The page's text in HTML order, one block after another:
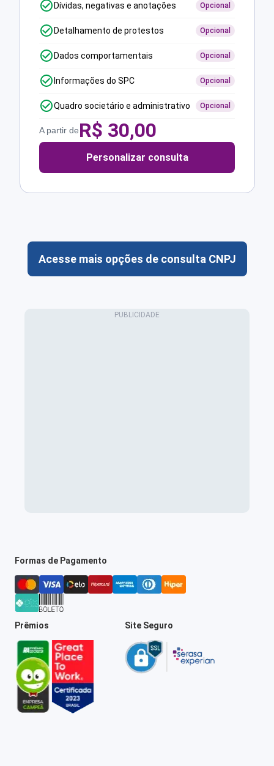
Dívidas, negativas e anotações Opcional
Detalhamento de protestos Opcional
Dados comportamentais Opcional
Informações do SPC Opcional
Quadro societário e administrativo Opcional
A partir deR$ 30,00
Personalizar consulta
Acesse mais opções de consulta CNPJ
Formas de Pagamento
Prêmios Site Seguro